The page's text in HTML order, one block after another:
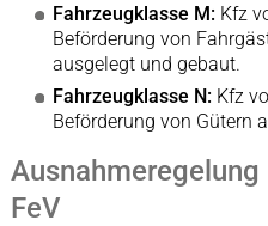
Fahrzeugklasse M: Kfz
Beförderung von
ausgelegt und gebaut.
Fahrzeugklasse N: Kfz
Beförderung von Gütern
FeV